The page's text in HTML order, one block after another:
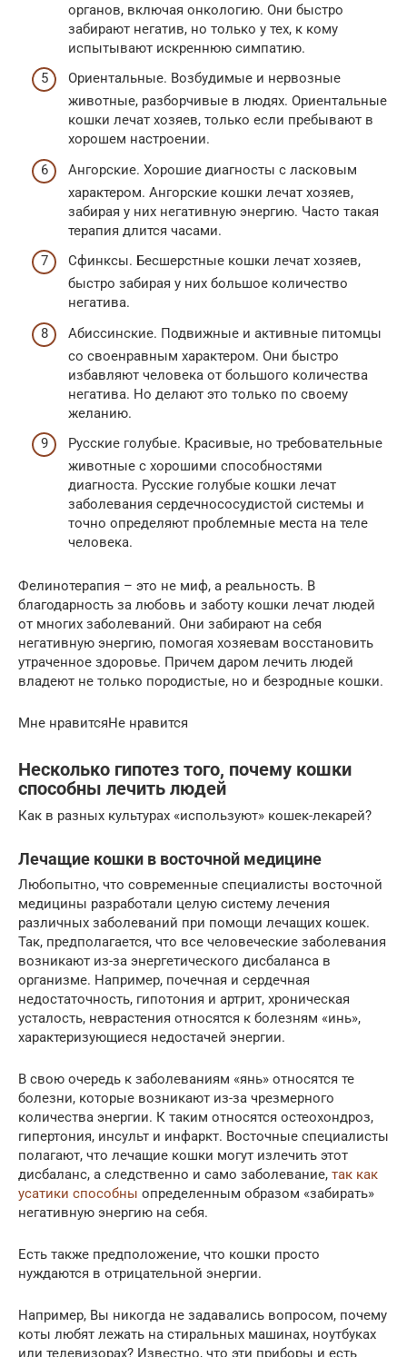
органов, включая онкологию. Они быстро
забирают негатив, но только у тех, к кому
испытывают искреннюю симпатию.
Ориентальные. Возбудимые и нервозные
животные, разборчивые в людях. Ориентальные
кошки лечат хозяев, только если пребывают в
хорошем настроении.
Ангорские. Хорошие диагносты с ласковым
характером. Ангорские кошки лечат хозяев,
забирая у них негативную энергию. Часто такая
терапия длится часами.
Сфинксы. Бесшерстные кошки лечат хозяев,
быстро забирая у них большое количество
негатива.
Абиссинские. Подвижные и активные питомцы
со своенравным характером. Они быстро
избавляют человека от большого количества
негатива. Но делают это только по своему
желанию.
Русские голубые. Красивые, но требовательные
животные с хорошими способностями
диагноста. Русские голубые кошки лечат
заболевания сердечнососудистой системы и
точно определяют проблемные места на теле
человека.
Фелинотерапия – это не миф, а реальность. В
благодарность за любовь и заботу кошки лечат людей
от многих заболеваний. Они забирают на себя
негативную энергию, помогая хозяевам восстановить
утраченное здоровье. Причем даром лечить людей
владеют не только породистые, но и безродные кошки.
Мне нравитсяНе нравится
Несколько гипотез того, почему кошки
способны лечить людей
Как в разных культурах «используют» кошек-лекарей?
Лечащие кошки в восточной медицине
Любопытно, что современные специалисты восточной
медицины разработали целую систему лечения
различных заболеваний при помощи лечащих кошек.
Так, предполагается, что все человеческие заболевания
возникают из-за энергетического дисбаланса в
организме. Например, почечная и сердечная
недостаточность, гипотония и артрит, хроническая
усталость, неврастения относятся к болезням «инь»,
характеризующиеся недостачей энергии.
В свою очередь к заболеваниям «янь» относятся те
болезни, которые возникают из-за чрезмерного
количества энергии. К таким относятся остеохондроз,
гипертония, инсульт и инфаркт. Восточные специалисты
полагают, что лечащие кошки могут излечить этот
дисбаланс, а следственно и само заболевание, так как
усатики способны определенным образом «забирать»
негативную энергию на себя.
Есть также предположение, что кошки просто
нуждаются в отрицательной энергии.
Например, Вы никогда не задавались вопросом, почему
коты любят лежать на стиральных машинах, ноутбуках
или телевизорах? Известно, что эти приборы и есть